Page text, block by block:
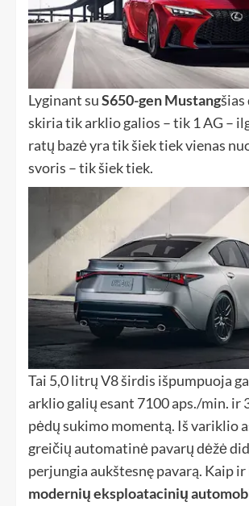
Lyginant suS650-gen Mustangšias
skiria tik arklio galios – tik 1 AG –
ratų bazė yra tik šiek tiek vienas
svoris – tik šiek tiek.
Tai 5,0 litrų V8 širdis išpumpuoja
arklio galių esant 7100 aps./min. ir
pėdų sukimo momentą. Iš variklio
greičių automatinė pavarų dėžė
perjungia aukštesnę pavarą. Kaip
modernių eksploatacinių